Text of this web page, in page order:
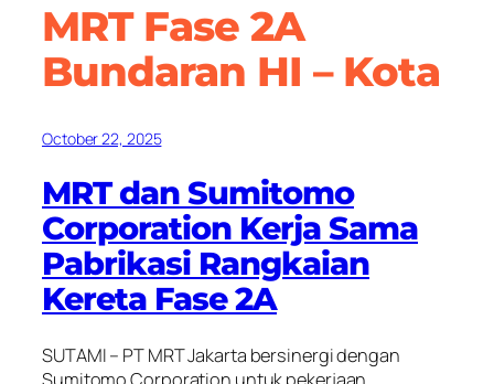
MRT Fase 2A
Bundaran HI – Kota
October 22, 2025
MRT dan Sumitomo
Corporation Kerja Sama
Pabrikasi Rangkaian
Kereta Fase 2A
SUTAMI – PT MRT Jakarta bersinergi dengan
Sumitomo Corporation untuk pekerjaan